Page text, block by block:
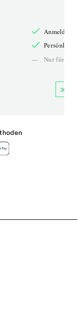
Anmelden
Persönliche
—
Nur für
30 TAGE